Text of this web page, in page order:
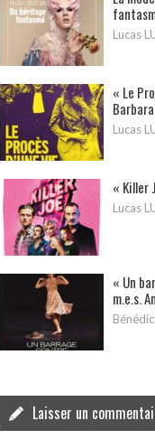
Lucas
« Le
Lucas
« Killer
Lucas
« Un
m.e.s.
Laisser un